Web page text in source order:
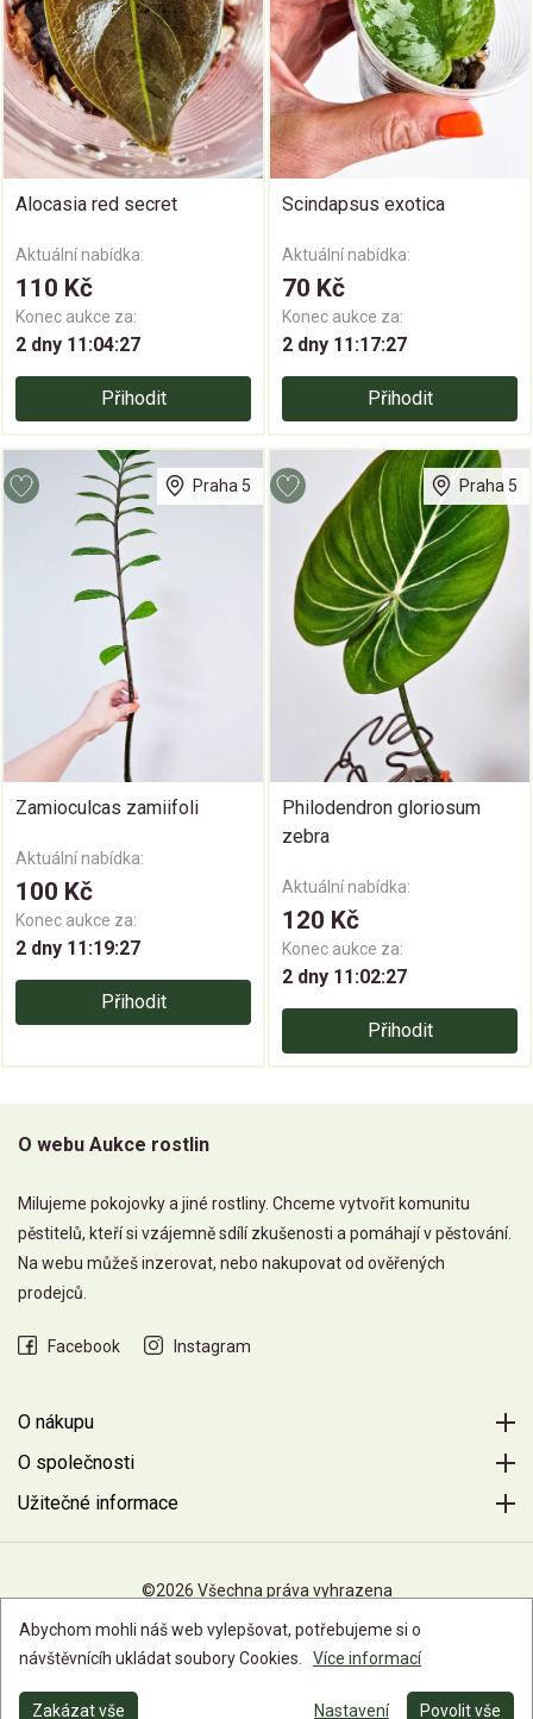
Alocasia red secret
Aktuální nabídka:
110 Kč
Konec aukce za:
2 dny 11:04:26
Přihodit
Scindapsus exotica
Aktuální nabídka:
70 Kč
Konec aukce za:
2 dny 11:17:26
Přihodit
Praha 5
Zamioculcas zamiifoli
Aktuální nabídka:
100 Kč
Konec aukce za:
2 dny 11:19:26
Přihodit
Praha 5
Philodendron gloriosum
zebra
Aktuální nabídka:
120 Kč
Konec aukce za:
2 dny 11:02:26
Přihodit
O webu Aukce rostlin
Milujeme pokojovky a jiné rostliny. Chceme vytvořit komunitu
pěstitelů, kteří si vzájemně sdílí zkušenosti a pomáhají v pěstování.
Na webu můžeš inzerovat, nebo nakupovat od ověřených
prodejců.
Facebook Instagram
O nákupu
O společnosti
Užitečné informace
©2026 Všechna práva vyhrazena
Abychom mohli náš web vylepšovat, potřebujeme si o
návštěvnícíh ukládat soubory Cookies.
Více informací
Zakázat vše Nastavení Povolit vše